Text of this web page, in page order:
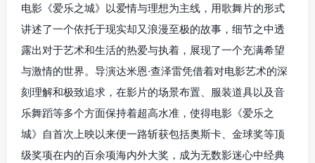
电影《爱乐之城》以爱情与理想为主线，用歌舞片的形式
讲述了一个依托于现实却又浪漫至极的故事，细节之中透
露出对于艺术和生活的热爱与执着，展现了一个充满希望
与激情的世界。导演达米恩·查泽雷凭借着对电影艺术的深
刻理解和极致追求，在影片的场景布置、服装道具以及音
乐舞蹈等多个方面保持着超高水准，使得电影《爱乐之
城》自首次上映以来便一路斩获包括奥斯卡、金球奖等顶
级奖项在内的百余项海内外大奖，成为无数影迷心中经典